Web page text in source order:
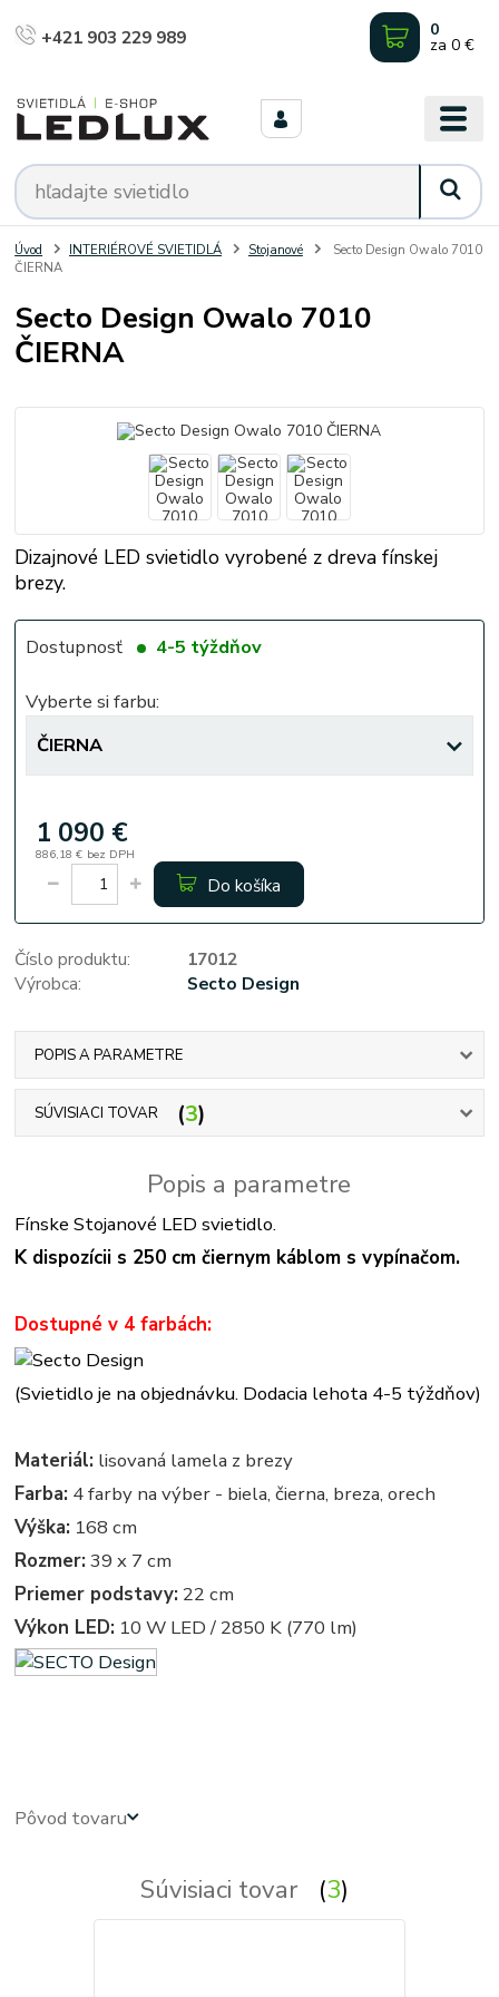
+421 903 229 989 0
za 0 €
Úvod INTERIÉROVÉ SVIETIDLÁ Stojanové
Secto Design Owalo 7010
ČIERNA
Secto Design Owalo 7010
ČIERNA
Dizajnové LED svietidlo vyrobené z dreva fínskej
brezy.
Dostupnosť 4-5 týždňov
Vyberte si farbu:
1 090 €
886,18 € bez DPH
Do košíka
Číslo produktu:
17012
Výrobca:
Secto Design
POPIS A PARAMETRE
SÚVISIACI TOVAR 3
Popis a parametre
Fínske Stojanové LED svietidlo.
K dispozícii s 250 cm čiernym káblom s vypínačom.
Dostupné v 4 farbách:
(Svietidlo je na objednávku. Dodacia lehota 4-5 týždňov)
Materiál: lisovaná lamela z brezy
Farba: 4 farby na výber - biela, čierna, breza, orech
Výška: 168 cm
Rozmer: 39 x 7 cm
Priemer podstavy: 22 cm
Výkon LED: 10 W LED / 2850 K (770 lm)
Pôvod tovaru
Súvisiaci tovar 3